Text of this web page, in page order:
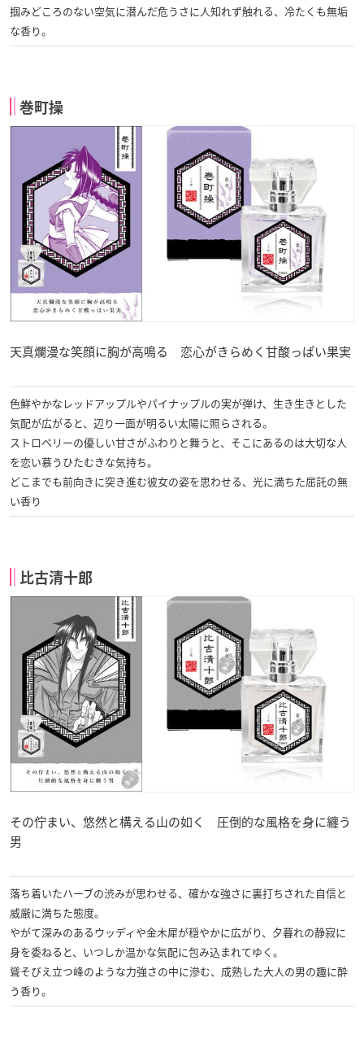
掴みどころのない空気に潜んだ危うさに人知れず触れる、冷たくも無垢
な香り。
巻町操
天真爛漫な笑顔に胸が高鳴る 恋心がきらめく甘酸っぱい果実
色鮮やかなレッドアップルやパイナップルの実が弾け、生き生きとした
気配が広がると、辺り一面が明るい太陽に照らされる。
ストロベリーの優しい甘さがふわりと舞うと、そこにあるのは大切な人
を恋い慕うひたむきな気持ち。
どこまでも前向きに突き進む彼女の姿を思わせる、光に満ちた屈託の無
い香り
比古清十郎
その佇まい、悠然と構える山の如く 圧倒的な風格を身に纏う
男
落ち着いたハーブの渋みが思わせる、確かな強さに裏打ちされた自信と
威厳に満ちた態度。
やがて深みのあるウッディや金木犀が穏やかに広がり、夕暮れの静寂に
身を委ねると、いつしか温かな気配に包み込まれてゆく。
聳そびえ立つ峰のような力強さの中に滲む、成熟した大人の男の趣に酔
う香り。